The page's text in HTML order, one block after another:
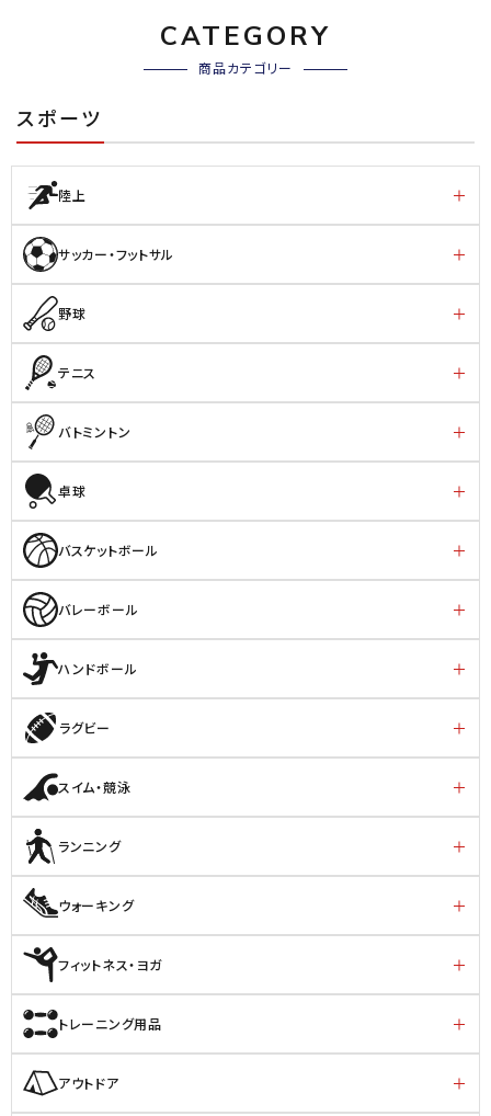
CATEGORY
商品カテゴリー
スポーツ
陸上
サッカー・フットサル
野球
テニス
バトミントン
卓球
バスケットボール
バレーボール
ハンドボール
ラグビー
スイム・競泳
ランニング
ウォーキング
フィットネス・ヨガ
トレーニング用品
アウトドア